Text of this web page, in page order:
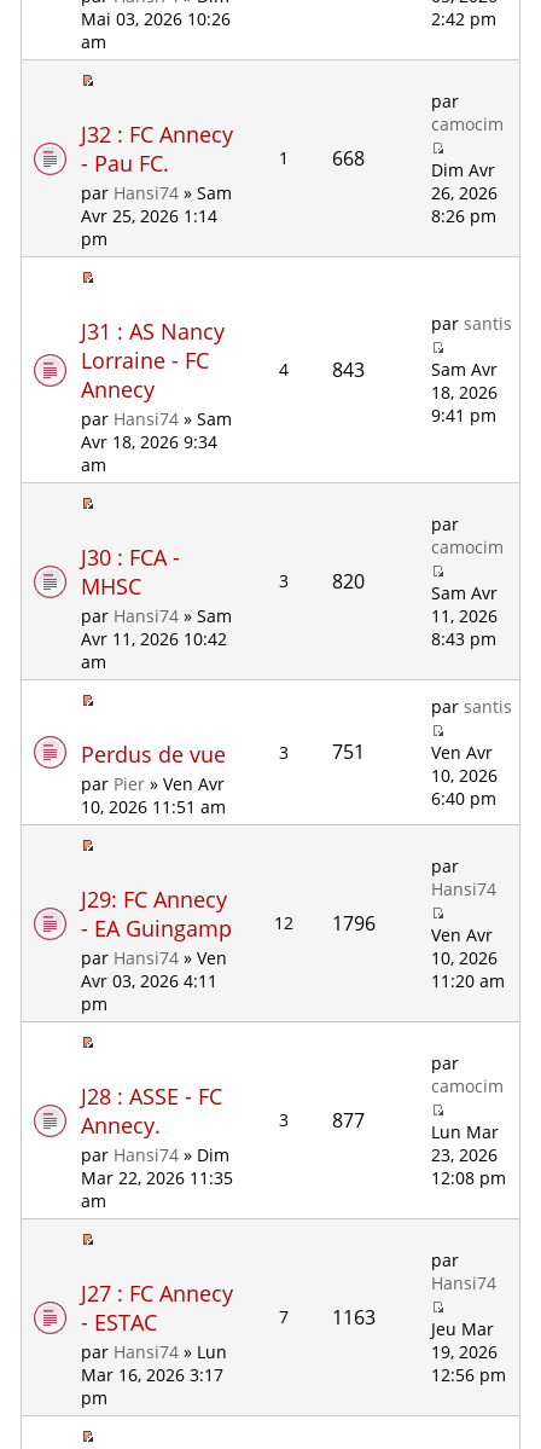
Mai 03, 2026 10:26
am
2:42 pm
J32 : FC Annecy
- Pau FC.
par Hansi74 » Sam
Avr 25, 2026 1:14
pm
1 668
par
camocim
Dim Avr
26, 2026
8:26 pm
J31 : AS Nancy
Lorraine - FC
Annecy
par Hansi74 » Sam
Avr 18, 2026 9:34
am
4 843
parsantis
Sam Avr
18, 2026
9:41 pm
J30 : FCA -
MHSC
par Hansi74 » Sam
Avr 11, 2026 10:42
am
3 820
par
camocim
Sam Avr
11, 2026
8:43 pm
Perdus de vue
par Pier » Ven Avr
10, 2026 11:51 am
3 751
parsantis
Ven Avr
10, 2026
6:40 pm
J29: FC Annecy
- EA Guingamp
par Hansi74 » Ven
Avr 03, 2026 4:11
pm
12 1796
par
Hansi74
Ven Avr
10, 2026
11:20 am
J28 : ASSE - FC
Annecy.
par Hansi74 » Dim
Mar 22, 2026 11:35
am
3 877
par
camocim
Lun Mar
23, 2026
12:08 pm
J27 : FC Annecy
- ESTAC
par Hansi74 » Lun
Mar 16, 2026 3:17
pm
7 1163
par
Hansi74
Jeu Mar
19, 2026
12:56 pm